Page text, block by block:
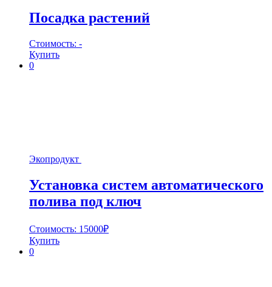
Посадка растений
Стоимость: -
Купить
0
Экопродукт
Установка систем автоматического
полива под ключ
Стоимость: 15000₽
Купить
0